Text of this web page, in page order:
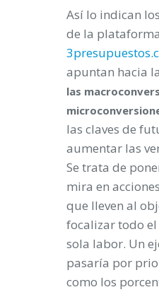
Así lo indican
de la
apuntan hacia la
las
las claves de
aumentar las
Se trata de
mira en
que lleven al
focalizar todo el
sola labor. Un
pasaría por
como los